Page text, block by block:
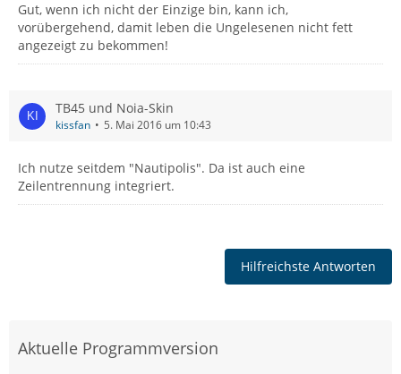
Gut, wenn ich nicht der Einzige bin, kann ich,
vorübergehend, damit leben die Ungelesenen nicht fett
angezeigt zu bekommen!
TB45 und Noia-Skin
kissfan 5. Mai 2016 um 10:43
Ich nutze seitdem "Nautipolis". Da ist auch eine
Zeilentrennung integriert.
Hilfreichste Antworten
Aktuelle Programmversion